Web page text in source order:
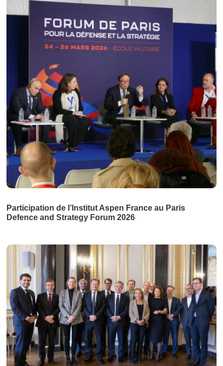
Participation de l’Institut Aspen France au Paris
Defence and Strategy Forum 2026